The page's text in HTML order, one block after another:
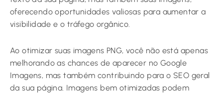
oferecendo oportunidades valiosas para aumentar a
visibilidade e o tráfego orgânico.
Ao otimizar suas imagens PNG, você não está apenas
melhorando as chances de aparecer no Google
Imagens, mas também contribuindo para o SEO geral
da sua página. Imagens bem otimizadas podem